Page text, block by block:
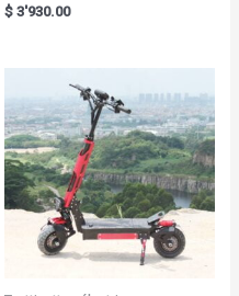
Rated
5.00
$ 3'930.00